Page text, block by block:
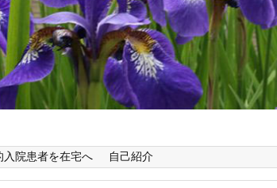
入院患者を在宅へ 自己紹介